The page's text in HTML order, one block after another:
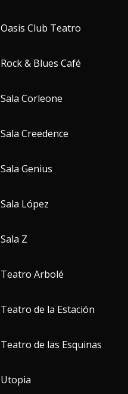
Oasis Club Teatro
Rock & Blues Café
Sala Corleone
Sala Creedence
Sala Genius
Sala López
Sala Z
Teatro Arbolé
Teatro de la Estación
Teatro de las Esquinas
Utopia